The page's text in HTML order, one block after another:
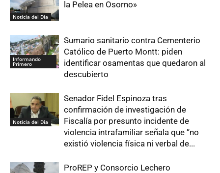
Noticia del Día
la Pelea en Osorno»
Informando
Primero
Sumario sanitario contra Cementerio
Católico de Puerto Montt: piden
identificar osamentas que quedaron al
descubierto
Noticia del Día
Senador Fidel Espinoza tras
confirmación de investigación de
Fiscalía por presunto incidente de
violencia intrafamiliar señala que “no
existió violencia física ni verbal de...
ProREP y Consorcio Lechero